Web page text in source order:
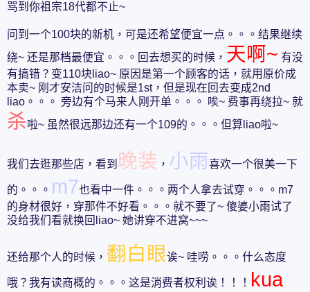
骂到你祖宗18代都不止~
问到一个100块的新机，可是还希望便宜一点。。。结果继续
绕~ 还是那档最便宜。。。回去想买的时候， 天啊~ 有没
有搞错？变110块liao~ 原因是第一个顾客的话，就用原价成
本卖~ 刚才安洁问的时候是1st，但是现在回去变成2nd
liao。。。 旁边有个马来人刚开单。。。 唉~ 费事再绕拉~ 就
杀啦~ 虽然很远那边还有一个109的。。。但算liao啦~
我们去逛那些店，看到 晚装 ， 小雨喜欢一个很美一下
的。。。 m7也看中一件。。。两个人拿去试穿。。。m7
的身材很好，穿那件不好看。。。就不要了~ 傻婆小雨试了
没给我们看就换回liao~ 她讲穿不进窝~~~
还给那个人的时候， 翻白眼诶~ 哇唠。。。什么态度
哦？我有读商概的。。。这是消费者权利诶！！！
kua